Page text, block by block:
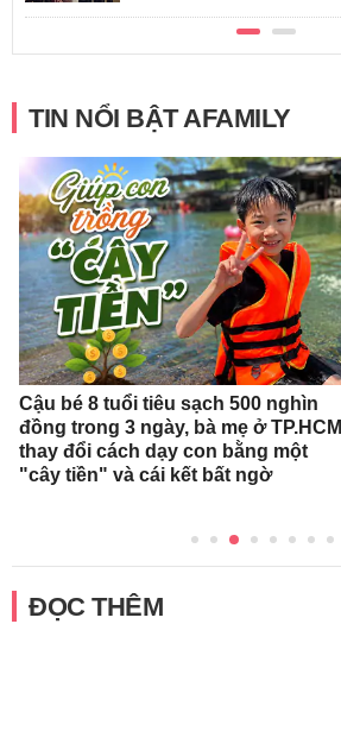
TIN NỔI BẬT AFAMILY
Cậu bé 8 tuổi tiêu sạch 500 nghìn
đồng trong 3 ngày, bà mẹ ở TP.HCM
thay đổi cách dạy con bằng một
"cây tiền" và cái kết bất ngờ
ĐỌC THÊM